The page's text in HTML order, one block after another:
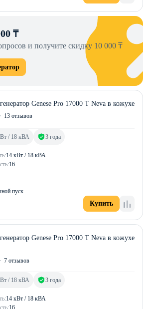
₸
и получите скидку 10 000 ₸
Genese Pro 17000 T Neva в кожухе
13 отзывов
14 кВт / 18 кВА
16
пуск
/ 18 кВА 3 года
Купить
Genese Pro 17000 T Neva в кожухе
7 отзывов
14 кВт / 18 кВА
16
/ 18 кВА 3 года